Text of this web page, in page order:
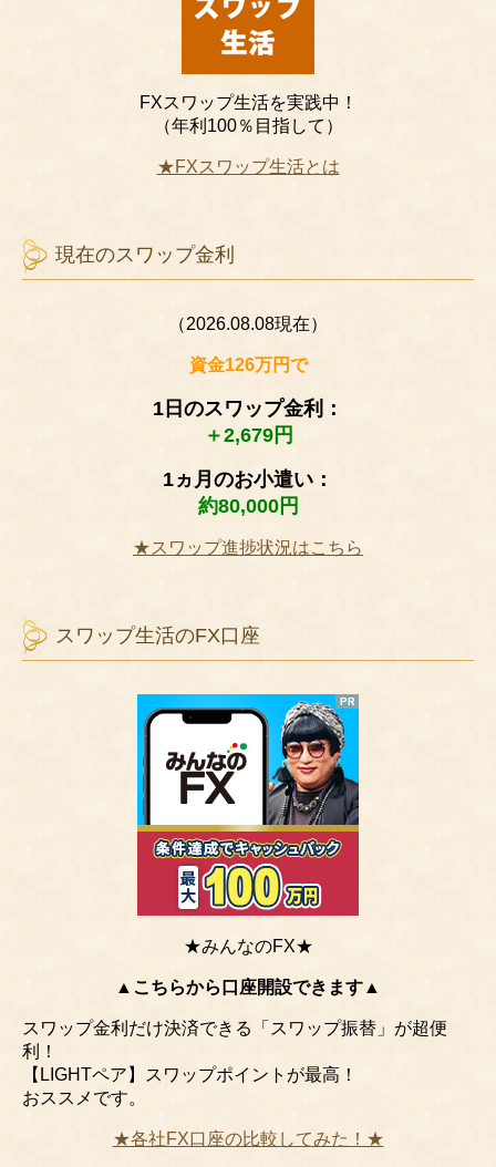
FXスワップ生活を実践中！
（年利100％目指して）
★FXスワップ生活とは
現在のスワップ金利
（2026.08.08現在）
資金126万円で
1日のスワップ金利：
＋2,679円
1ヵ月のお小遣い：
約80,000円
★スワップ進捗状況はこちら
スワップ生活のFX口座
★みんなのFX★
▲こちらから口座開設できます▲
スワップ金利だけ決済できる「スワップ振替」が超便
利！
【LIGHTペア】スワップポイントが最高！
おススメです。
★各社FX口座の比較してみた！★